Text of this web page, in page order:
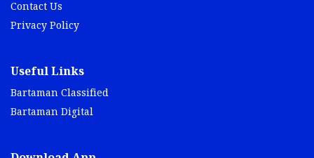
Contact Us
Privacy Policy
Useful Links
Bartaman Classified
Bartaman Digital